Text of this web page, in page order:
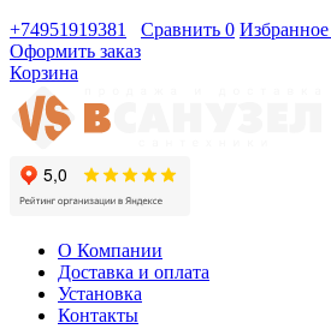
+74951919381
Сравнить 0 Избранное
Оформить заказ
Корзина
О Компании
Доставка и оплата
Установка
Контакты